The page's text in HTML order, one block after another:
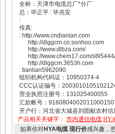
全称：天津市电缆总厂*分厂
总：毕正平 : 毕兆安
:
传真:
: http://www.cndianlan.com
http://dlggcm.co.sonhoo.com
http://www.dlbza.com/
http://www.chem17.com/st95444/
http://dlggcm.3653h.com
: tianlian5962090
组织机构代码证：10950374-4
CCC认证编号：
营业执照注册号：131025400055
汇款帐号：
开户行：河北省大城县刘固献农村信
产品相关关键字： 市内通信电缆
如果你对HYA电缆 现行价感兴趣，